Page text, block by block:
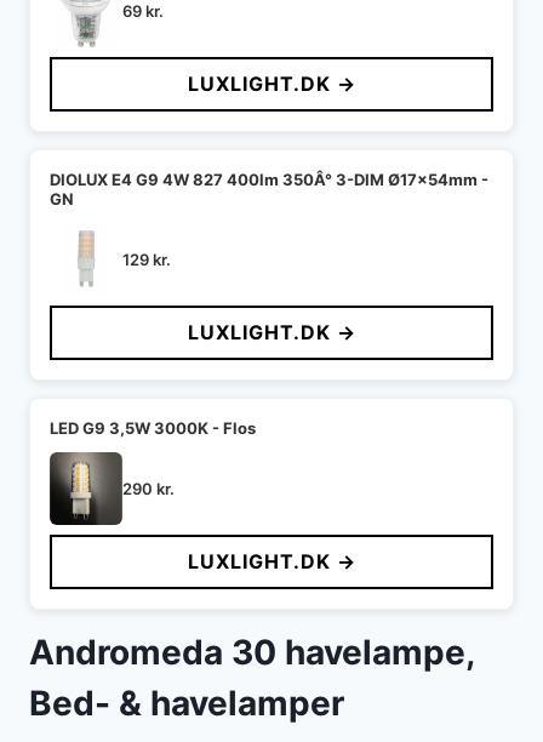
69kr.
LUXLIGHT.DK →
DIOLUX E4 G9 4W 827 400lm 350Â° 3-DIM Ø17x54mm -
GN
129kr.
LUXLIGHT.DK →
LED G9 3,5W 3000K - Flos
290 kr.
LUXLIGHT.DK →
Andromeda 30 havelampe,
Bed- & havelamper